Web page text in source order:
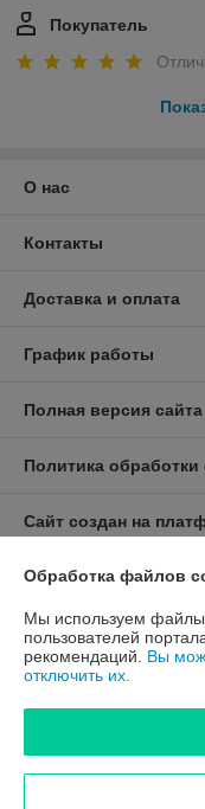
Покупатель
О нас
Контакты
Доставка и оплата
График работы
Полная версия сайта
Политика обработки
Сайт создан на
Юридическое лицо:
"Акрадом"
РБ, г. Минск, ул. Красная
Регистрационный номер
Регистрационный орган:
Обработка файлов
Мы используем файлы
пользователей
рекомендаций. Вы
отключить их.